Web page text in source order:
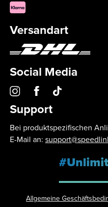
Versandart
Social Media
Support
Bei produktspezifischen
E-Mail an:
Allgemeine